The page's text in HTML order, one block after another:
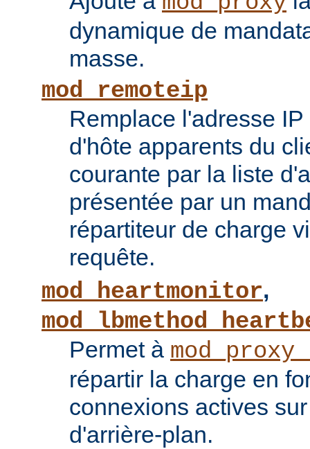
dynamique de
masse.
mod_remoteip
Remplace l'adresse
d'hôte apparents du
courante par la liste
présentée par un
répartiteur de charge
requête.
mod_heartmonitor,
Permet à
répartir la charge en
connexions actives
d'arrière-plan.